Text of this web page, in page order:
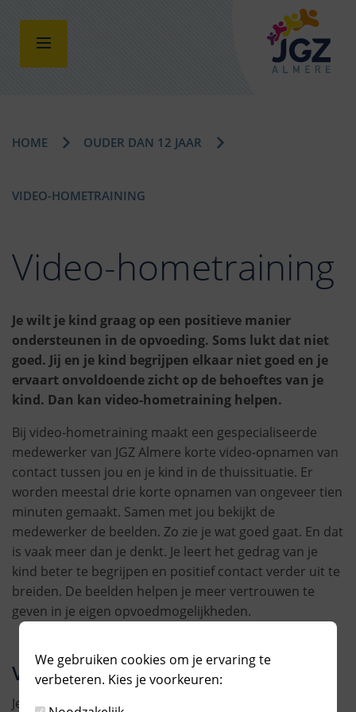
HOME OUDER DAN 12 JAAR
VIDEO-HOMETRAINING
Video-hometraining
Je wilt je kind graag op een positieve manier
ondersteunen in de opvoeding. Soms lukt dat niet
goed. Jij en je kind begrijpen elkaar niet goed en je
ervaart onvoldoende zicht op de behoeftes van je
kind. Dan kan video-hometraining helpen.
Bij video-hometraining maakt een gespecialiseerde
medewerker van JGZ Almere korte video-opnamen van
contact tussen jou en je kind in de thuissituatie. Er
worden meestal drie korte opnamen van ongeveer tien
minuten gemaakt. Samen met jou bekijkt de
medewerker de beelden. Zo zie je wat goed gaat. En dat
is vaak meer dan je denkt. Je leert het gedrag van je
kind beter te begrijpen en positief contact verder uit te
breiden. De beelden helpen je meer vertrouwen te
geven in je eigen opvoedmogelijkheden.
Voor wie?
Je kunt als ouder video-hometraining aanvragen in
We gebruiken cookies om je ervaring te
verbeteren. Kies je voorkeuren: